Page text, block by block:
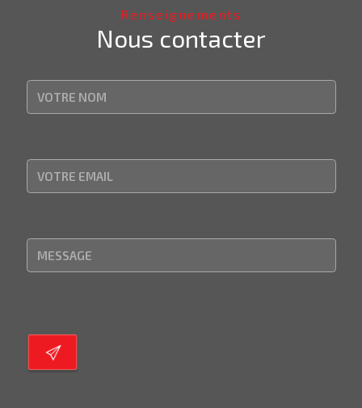
Renseignements
Nous contacter